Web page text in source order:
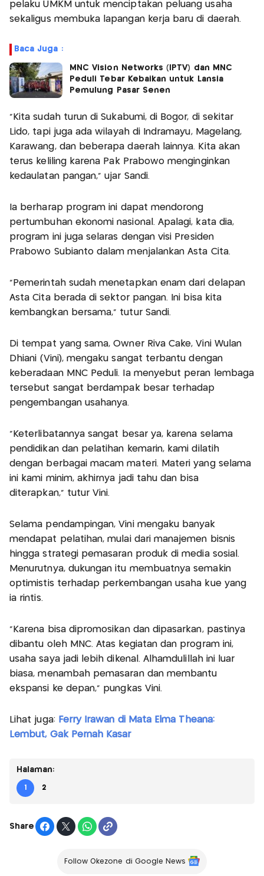
pelaku UMKM untuk menciptakan peluang usaha
sekaligus membuka lapangan kerja baru di daerah.
Baca Juga :
MNC Vision Networks (IPTV) dan MNC
Peduli Tebar Kebaikan untuk Lansia
Pemulung Pasar Senen
"Kita sudah turun di Sukabumi, di Bogor, di sekitar
Lido, tapi juga ada wilayah di Indramayu, Magelang,
Karawang, dan beberapa daerah lainnya. Kita akan
terus keliling karena Pak Prabowo menginginkan
kedaulatan pangan," ujar Sandi.
Ia berharap program ini dapat mendorong
pertumbuhan ekonomi nasional. Apalagi, kata dia,
program ini juga selaras dengan visi Presiden
Prabowo Subianto dalam menjalankan Asta Cita.
"Pemerintah sudah menetapkan enam dari delapan
Asta Cita berada di sektor pangan. Ini bisa kita
kembangkan bersama," tutur Sandi.
Di tempat yang sama, Owner Riva Cake, Vini Wulan
Dhiani (Vini), mengaku sangat terbantu dengan
keberadaan MNC Peduli. Ia menyebut peran lembaga
tersebut sangat berdampak besar terhadap
pengembangan usahanya.
"Keterlibatannya sangat besar ya, karena selama
pendidikan dan pelatihan kemarin, kami dilatih
dengan berbagai macam materi. Materi yang selama
ini kami minim, akhirnya jadi tahu dan bisa
diterapkan," tutur Vini.
Selama pendampingan, Vini mengaku banyak
mendapat pelatihan, mulai dari manajemen bisnis
hingga strategi pemasaran produk di media sosial.
Menurutnya, dukungan itu membuatnya semakin
optimistis terhadap perkembangan usaha kue yang
ia rintis.
"Karena bisa dipromosikan dan dipasarkan, pastinya
dibantu oleh MNC. Atas kegiatan dan program ini,
usaha saya jadi lebih dikenal. Alhamdulillah ini luar
biasa, menambah pemasaran dan membantu
ekspansi ke depan," pungkas Vini.
Lihat juga: Ferry Irawan di Mata Elma Theana:
Lembut, Gak Pernah Kasar
Halaman:
1 2
Share
Follow Okezone di Google News